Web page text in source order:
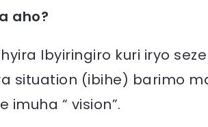
aho?
Ibyiringiro kuri iryo
situation (ibihe) barimo
imuha “ vision”.